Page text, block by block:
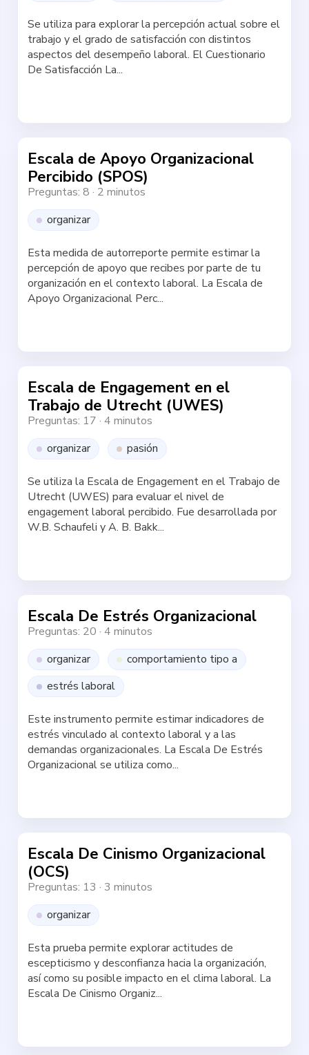
Se utiliza para explorar la percepción actual sobre el
trabajo y el grado de satisfacción con distintos
aspectos del desempeño laboral. El Cuestionario
De Satisfacción La...
Escala de Apoyo Organizacional
Percibido (SPOS)
Preguntas: 8 · 2 minutos
organizar
Esta medida de autorreporte permite estimar la
percepción de apoyo que recibes por parte de tu
organización en el contexto laboral. La Escala de
Apoyo Organizacional Perc...
Escala de Engagement en el
Trabajo de Utrecht (UWES)
Preguntas: 17 ·4 minutos
organizar
pasión
Se utiliza la Escala de Engagement en el Trabajo de
Utrecht (UWES) para evaluar el nivel de
engagement laboral percibido. Fue desarrollada por
W.B. Schaufeli y A. B. Bakk...
Escala De Estrés Organizacional
Preguntas: 20 ·4 minutos
organizar
comportamiento tipo a
estrés laboral
Este instrumento permite estimar indicadores de
estrés vinculado al contexto laboral y a las
demandas organizacionales. La Escala De Estrés
Organizacional se utiliza como...
Escala De Cinismo Organizacional
(OCS)
Preguntas: 13 · 3 minutos
organizar
Esta prueba permite explorar actitudes de
escepticismo y desconfianza hacia la organización,
así como su posible impacto en el clima laboral. La
Escala De Cinismo Organiz...